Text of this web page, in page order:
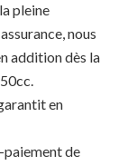
pleine
nous
addition dès la
en
paiement de